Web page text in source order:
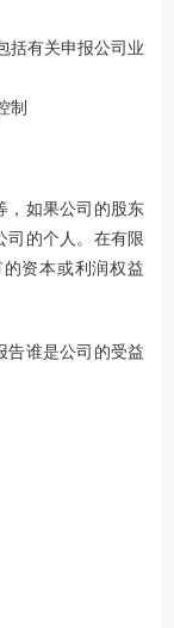
括有关申报公司业
制
，如果公司的股东
司的个人。在有限
资本或利润权益
告谁是公司的受益